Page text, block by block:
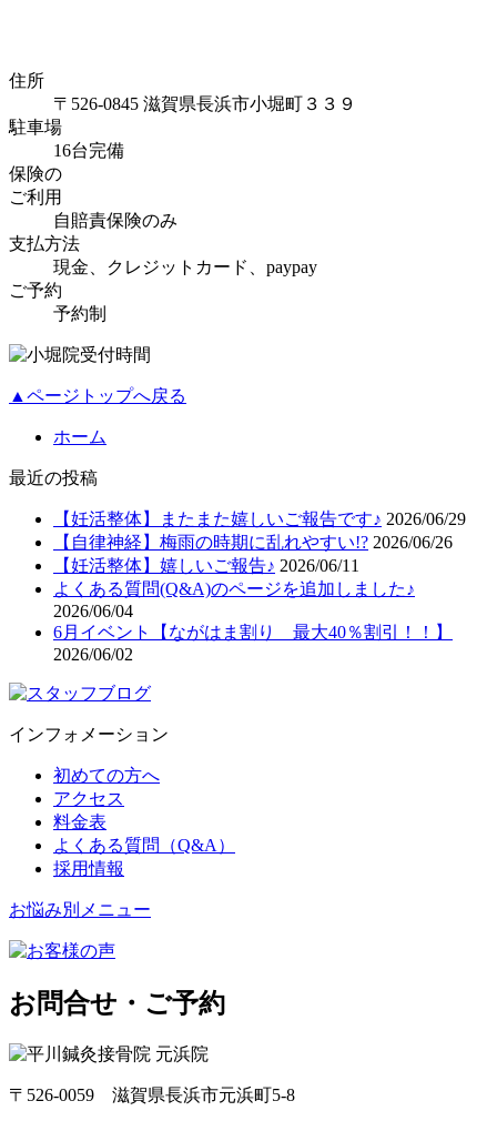
住所
〒526-0845 滋賀県長浜市小堀町３３９
駐車場
16台完備
保険の
ご利用
自賠責保険のみ
支払方法
現金、クレジットカード、paypay
ご予約
予約制
▲ページトップへ戻る
ホーム
最近の投稿
【妊活整体】またまた嬉しいご報告です♪ 2026/06/29
【自律神経】梅雨の時期に乱れやすい!? 2026/06/26
【妊活整体】嬉しいご報告♪ 2026/06/11
よくある質問(Q&A)のページを追加しました♪
2026/06/04
6月イベント【ながはま割り 最大40％割引！！】
2026/06/02
インフォメーション
初めての方へ
アクセス
料金表
よくある質問（Q&A）
採用情報
お悩み別メニュー
お問合せ・ご予約
〒526-0059 滋賀県長浜市元浜町5-8